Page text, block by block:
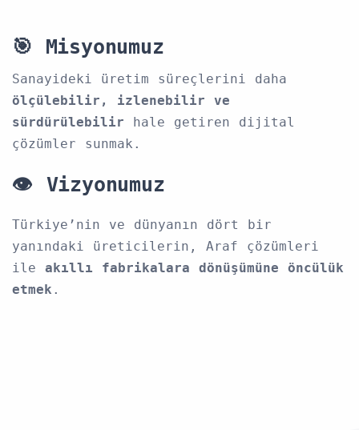
🎯 Misyonumuz
Sanayideki üretim süreçlerini daha
ölçülebilir, izlenebilir ve
sürdürülebilir hale getiren dijital
çözümler sunmak.
👁️ Vizyonumuz
Türkiye’nin ve dünyanın dört bir
yanındaki üreticilerin, Araf çözümleri
ile akıllı fabrikalara dönüşümüne öncülük
etmek .